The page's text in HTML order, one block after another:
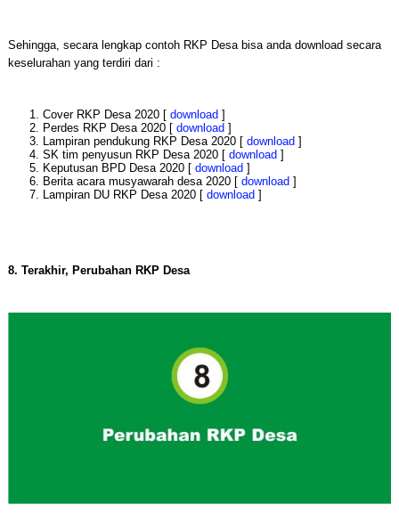
Sehingga, secara lengkap contoh RKP Desa bisa anda download secara
keselurahan yang terdiri dari :
Cover RKP Desa 2020 [ download ]
Perdes RKP Desa 2020 [ download ]
Lampiran pendukung RKP Desa 2020 [ download ]
SK tim penyusun RKP Desa 2020 [ download ]
Keputusan BPD Desa 2020 [ download ]
Berita acara musyawarah desa 2020 [ download ]
Lampiran DU RKP Desa 2020 [ download ]
8. Terakhir, Perubahan RKP Desa